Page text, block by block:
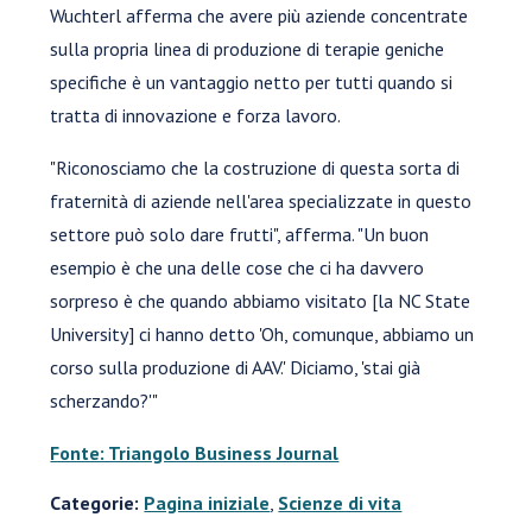
Wuchterl afferma che avere più aziende concentrate
sulla propria linea di produzione di terapie geniche
specifiche è un vantaggio netto per tutti quando si
tratta di innovazione e forza lavoro.
"Riconosciamo che la costruzione di questa sorta di
fraternità di aziende nell'area specializzate in questo
settore può solo dare frutti", afferma. "Un buon
esempio è che una delle cose che ci ha davvero
sorpreso è che quando abbiamo visitato [la NC State
University] ci hanno detto 'Oh, comunque, abbiamo un
corso sulla produzione di AAV.' Diciamo, 'stai già
scherzando?'"
Fonte: Triangolo Business Journal
Categorie: Pagina iniziale Scienze di vita